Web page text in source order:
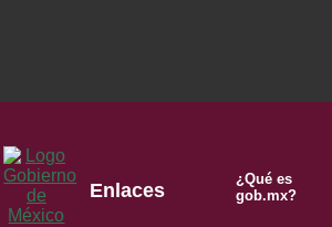
Enlaces
¿Qué es
gob.mx?